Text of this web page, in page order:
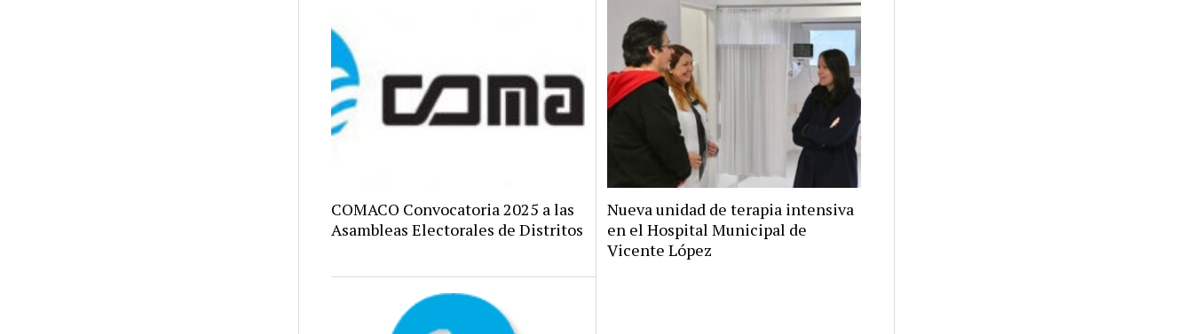
COMACO Convocatoria 2025 a las
Asambleas Electorales de Distritos
Nueva unidad de terapia intensiva
en el Hospital Municipal de
Vicente López